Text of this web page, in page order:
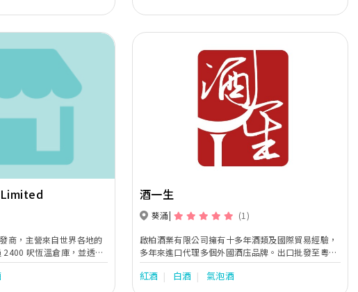
商，主營來自世界各地的
呎恆溫倉庫，並透過
團隊，以多元化的消費品
酒一生
葵涌 (1)
啟柏酒業有限公司擁有十多年酒類及國際貿易經驗，
多年來進口代理多個外國酒庒品牌。出口批發至粵港
澳13個亞洲城市。「酒一生」是我們的品牌，主營香
港本地宴會業務，以直銷型式，提供最好的價格，最
紅酒 白酒 氣泡酒